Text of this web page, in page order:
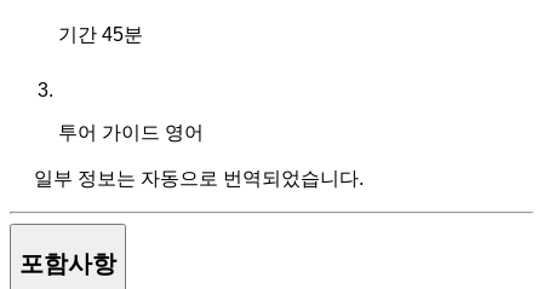
기간 45분
투어 가이드 영어
일부 정보는 자동으로 번역되었습니다.
포함사항